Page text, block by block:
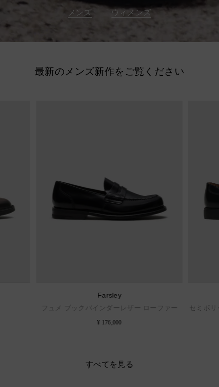
メンズ ウィメンズ
最新のメンズ新作をご覧ください
Farsley
フュメ ブックバインダーレザー ローファー
¥ 176,000
セミポ
すべてを見る